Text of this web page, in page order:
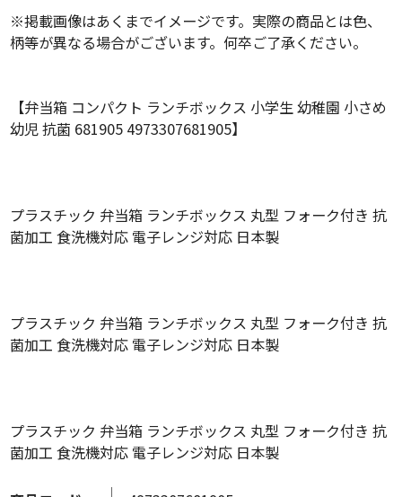
※掲載画像はあくまでイメージです。実際の商品とは色、
柄等が異なる場合がございます。何卒ご了承ください。
【弁当箱 コンパクト ランチボックス 小学生 幼稚園 小さめ
幼児 抗菌 681905 4973307681905】
プラスチック 弁当箱 ランチボックス 丸型 フォーク付き 抗
菌加工 食洗機対応 電子レンジ対応 日本製
プラスチック 弁当箱 ランチボックス 丸型 フォーク付き 抗
菌加工 食洗機対応 電子レンジ対応 日本製
プラスチック 弁当箱 ランチボックス 丸型 フォーク付き 抗
菌加工 食洗機対応 電子レンジ対応 日本製